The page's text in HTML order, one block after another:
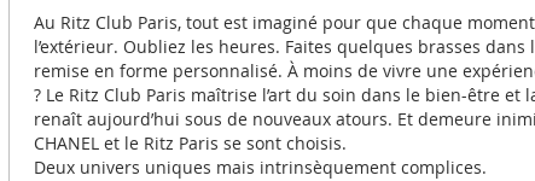
Au Ritz Club Paris, tout est imaginé pour que chaque
l’extérieur. Oubliez les heures. Faites quelques brasses
remise en forme personnalisé. À moins de vivre une
? Le Ritz Club Paris maîtrise l’art du soin dans le bien-être
renaît aujourd’hui sous de nouveaux atours. Et demeure
CHANEL et le Ritz Paris se sont choisis.
Deux univers uniques mais intrinsèquement complices.